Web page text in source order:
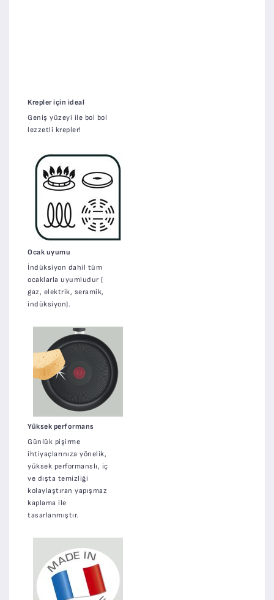
Krepler için ideal
Geniş yüzeyi ile bol bol
lezzetli krepler!
Ocak uyumu
İndüksiyon dahil tüm
ocaklarla uyumludur (
gaz, elektrik, seramik,
indüksiyon).
Yüksek performans
Günlük pişirme
ihtiyaçlarınıza yönelik,
yüksek performanslı, iç
ve dışta temizliği
kolaylaştıran yapışmaz
kaplama ile
tasarlanmıştır.